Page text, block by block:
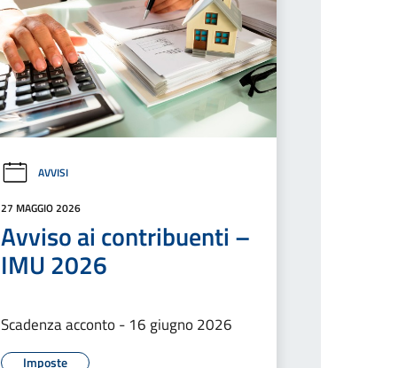
AVVISI
27 MAGGIO 2026
Avviso ai contribuenti –
IMU 2026
Scadenza acconto - 16 giugno 2026
Imposte